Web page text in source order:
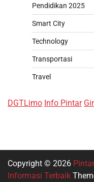
Pendidikan 2025
Smart City
Technology
Transportasi
Travel
DGTLimo Info Pintar
Copyright © 2026
Informasi Terbaik